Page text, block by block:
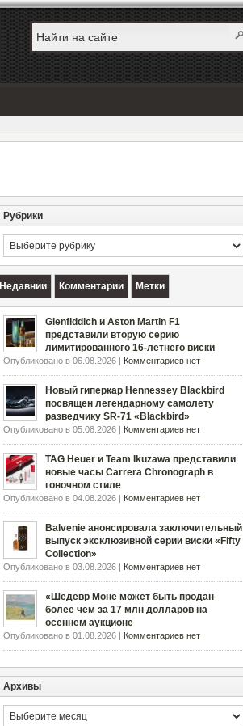
Рубрики
Рубрики
Недавнии Комментарии Метки
Glenfiddich и Aston Martin F1
представили вторую серию
лимитированного 16-летнего виски
Опубликовано в 06.08.2026 | Комментариев нет
Новый гиперкар Hennessey Blackbird
посвящен легендарному самолету
разведчику SR-71 «Blackbird»
Опубликовано в 05.08.2026 | Комментариев нет
TAG Heuer и Team Ikuzawa представили
новые часы Carrera Chronograph в
гоночном стиле
Опубликовано в 04.08.2026 | Комментариев нет
Balvenie анонсировала заключительный
выпуск эксклюзивной серии виски «Fifty
Collection»
Опубликовано в 03.08.2026 | Комментариев нет
«Шедевр Моне может быть продан
более чем за 17 млн долларов на
осеннем аукционе
Опубликовано в 01.08.2026 | Комментариев нет
Архивы
Архивы